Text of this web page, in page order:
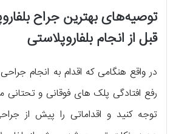
توصیه‌های بهترین جراح
قبل از انجام بلفاروپلاستی
در واقع هنگامی که اقدام به انجام
رفع افتادگی پلک های فوقانی و تحتانی
توجه کنید و اقداماتی را پیش از